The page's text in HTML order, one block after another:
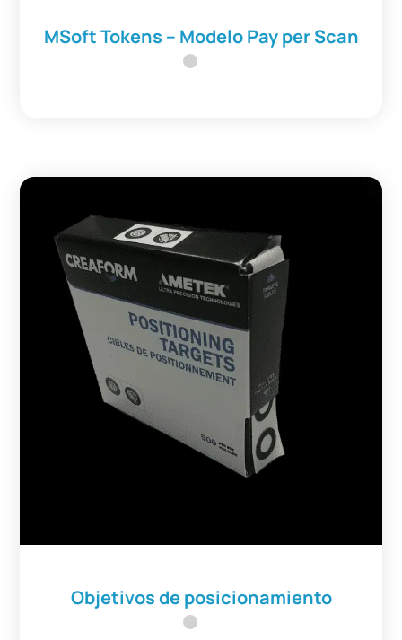
MSoft Tokens – Modelo Pay per Scan
Objetivos de posicionamiento